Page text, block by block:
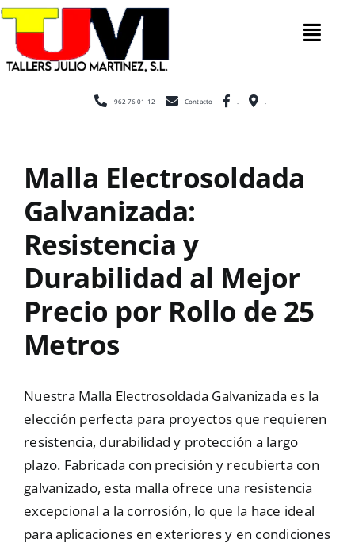
Saltar
contenido
Inicio
Escaleras
Mallas
Noticias
Contacto
962 76 01 12 Contacto
Malla Electrosoldada
Galvanizada:
Resistencia y
Durabilidad al Mejor
Precio por Rollo de 25
Metros
Nuestra Malla Electrosoldada Galvanizada es la
elección perfecta para proyectos que requieren
resistencia, durabilidad y protección a largo
plazo. Fabricada con precisión y recubierta con
galvanizado, esta malla ofrece una resistencia
excepcional a la corrosión, lo que la hace ideal
para aplicaciones en exteriores y en condiciones